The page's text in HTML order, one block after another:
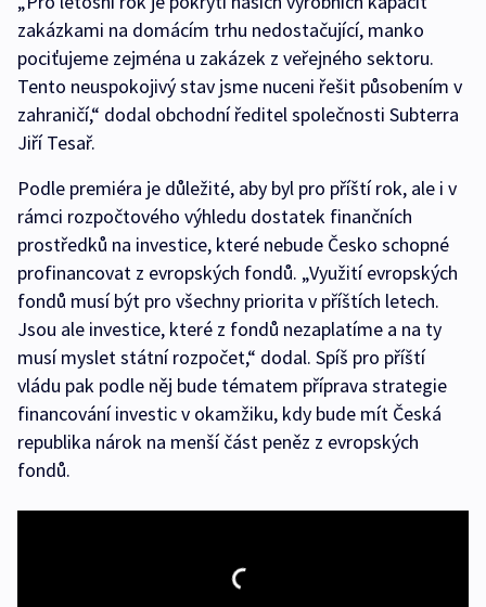
zakázkami na domácím trhu nedostačující, manko
pociťujeme zejména u zakázek z veřejného sektoru.
Tento neuspokojivý stav jsme nuceni řešit působením v
zahraničí,“ dodal obchodní ředitel společnosti Subterra
Jiří Tesař.
Podle premiéra je důležité, aby byl pro příští rok, ale i v
rámci rozpočtového výhledu dostatek finančních
prostředků na investice, které nebude Česko schopné
profinancovat z evropských fondů. „Využití evropských
fondů musí být pro všechny priorita v příštích letech.
Jsou ale investice, které z fondů nezaplatíme a na ty
musí myslet státní rozpočet,“ dodal. Spíš pro příští
vládu pak podle něj bude tématem příprava strategie
financování investic v okamžiku, kdy bude mít Česká
republika nárok na menší část peněz z evropských
fondů.